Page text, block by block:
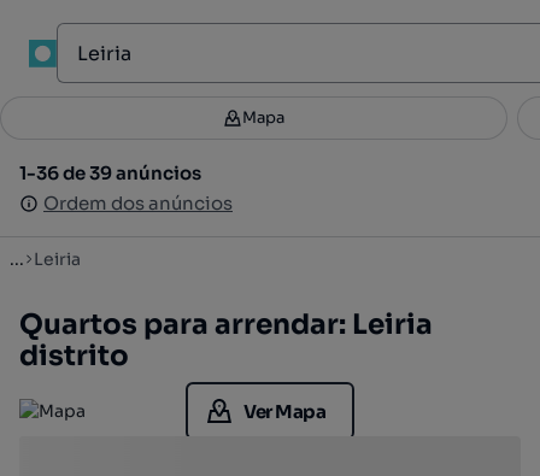
Filtros 3
1-36 de 39 anúncios
Ordem dos anúncios
Mapa
1-36 de 39 anúncios
Ordem dos anúncios
... Leiria
Quartos para arrendar: Leiria
distrito
Ver Mapa